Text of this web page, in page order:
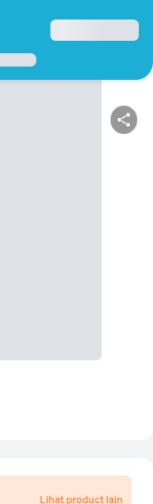
Lihat product lain